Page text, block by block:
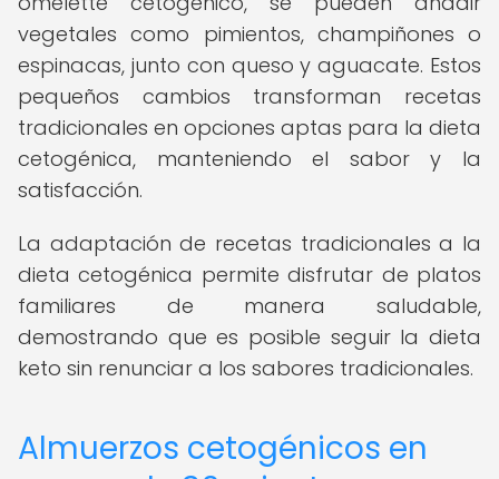
vegetales como pimientos, champiñones o
espinacas, junto con queso y aguacate. Estos
pequeños cambios transforman recetas
tradicionales en opciones aptas para la dieta
cetogénica, manteniendo el sabor y la
satisfacción.
La adaptación de recetas tradicionales a la
dieta cetogénica permite disfrutar de platos
familiares de manera saludable,
demostrando que es posible seguir la dieta
keto sin renunciar a los sabores tradicionales.
Almuerzos cetogénicos en